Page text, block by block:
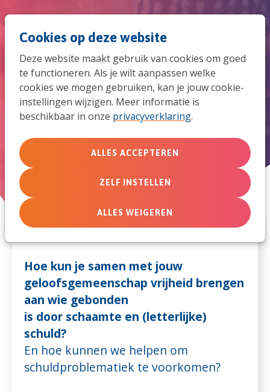
Cookies op deze website
Deze website maakt gebruik van cookies om goed
te functioneren. Als je wilt aanpassen welke
cookies we mogen gebruiken, kan je jouw cookie-
instellingen wijzigen. Meer informatie is
beschikbaar in onze privacyverklaring.
ALLES ACCEPTEREN
ZELF INSTELLEN
ALLES WEIGEREN
naar
de
Breng leven door vrijheid te brengen van
Vrij van armoede
Hoe kun je samen met jouw
geloofsgemeenschap vrijheid brengen
aan wie gebonden
is door schaamte en (letterlijke)
schuld?
En hoe kunnen we helpen om
schuldproblematiek te voorkomen?